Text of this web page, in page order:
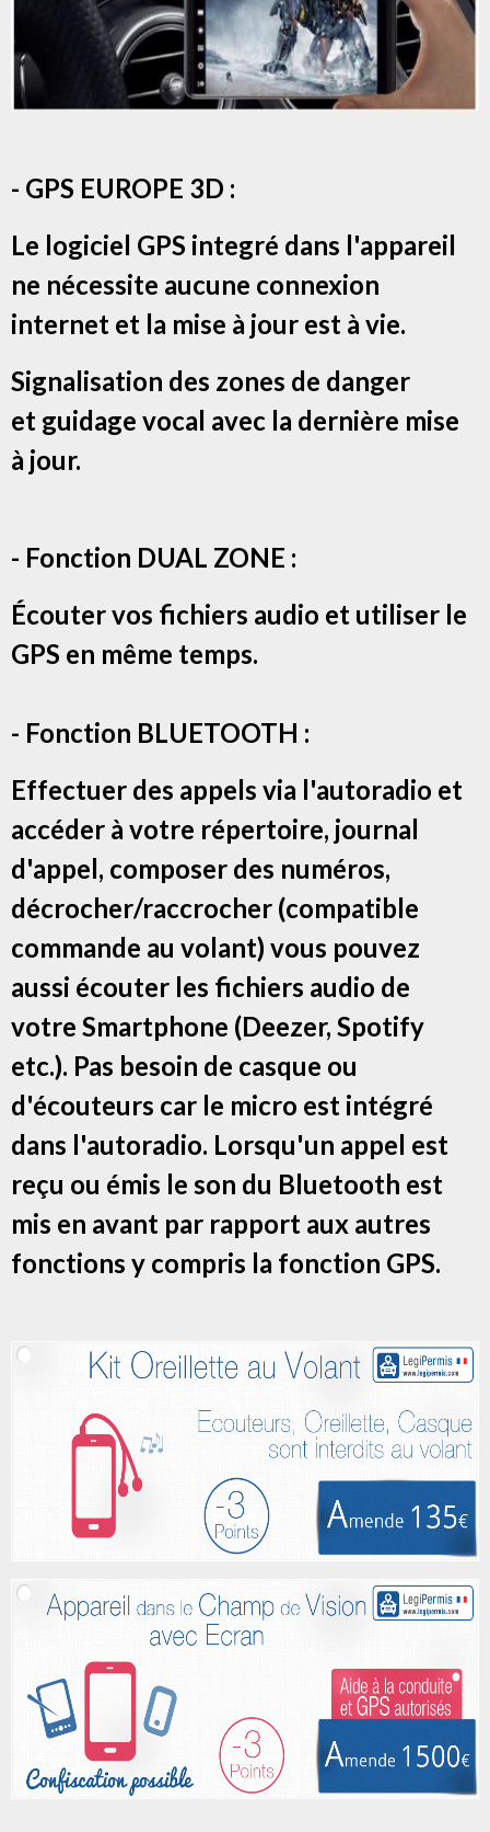
- GPS EUROPE 3D :
Le logiciel GPS integré dans l'appareil
ne nécessite aucune connexion
internet et la mise à jour est à vie.
Signalisation des zones de danger
et guidage vocal avec la dernière mise
à jour.
- Fonction DUAL ZONE :
Écouter vos fichiers audio et utiliser le
GPS en même temps.
- Fonction BLUETOOTH :
Effectuer des appels via l'autoradio et
accéder à votre répertoire, journal
d'appel, composer des numéros,
décrocher/raccrocher (compatible
commande au volant) vous pouvez
aussi écouter les fichiers audio de
votre Smartphone (Deezer, Spotify
etc.). Pas besoin de casque ou
d'écouteurs car le micro est intégré
dans l'autoradio. Lorsqu'un appel est
reçu ou émis le son du Bluetooth est
mis en avant par rapport aux autres
fonctions y compris la fonction GPS.